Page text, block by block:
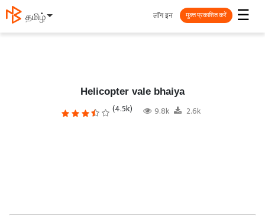
தமிழ் ☰
लॉग इन मुक्त प्रकाशित करें
Helicopter vale bhaiya
(4.5k) 9.8k 2.6k